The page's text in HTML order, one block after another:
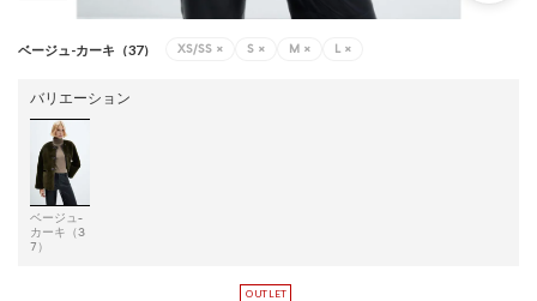
ベージュ-カーキ（37） XS/SS × S × M × L ×
バリエーション
ベージュ-
カーキ（3
7）